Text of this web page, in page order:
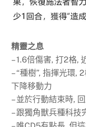
精靈之息
– 1.6倍傷害, 打2格,
– “種樹”, 指揮光環,
下降移動力
– 並於行動結束時,
– 跟獨角獸兵種科技